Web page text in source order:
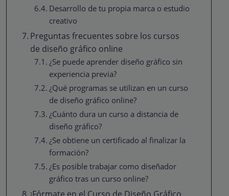
Desarrollo de tu propia marca o estudio
creativo
Preguntas frecuentes sobre los cursos
de diseño gráfico online
¿Se puede aprender diseño gráfico sin
experiencia previa?
¿Qué programas se utilizan en un curso
de diseño gráfico online?
¿Cuánto dura un curso a distancia de
diseño gráfico?
¿Se obtiene un certificado al finalizar la
formación?
¿Es posible trabajar como diseñador
gráfico tras un curso online?